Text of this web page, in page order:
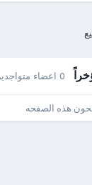
0 اعضاء متواجدين الان
هذه الصفحه